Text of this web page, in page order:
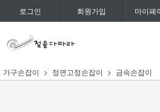
로그인 회원가입 마이페
가구손잡이 정면고정손잡이 금속손잡이